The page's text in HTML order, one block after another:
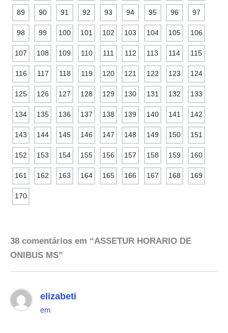
89 90 91 92 93 94 95 96 97
98 99 100 101 102 103 104 105 106
107 108 109 110 111 112 113 114 115
116 117 118 119 120 121 122 123 124
125 126 127 128 129 130 131 132 133
134 135 136 137 138 139 140 141 142
143 144 145 146 147 148 149 150 151
152 153 154 155 156 157 158 159 160
161 162 163 164 165 166 167 168 169
170
38 comentários em “ASSETUR HORARIO DE
ONIBUS MS”
elizabeti
em